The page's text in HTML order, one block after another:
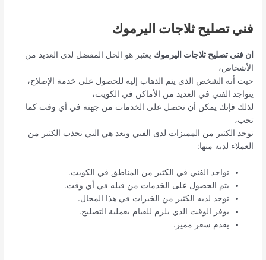
فني تصليح ثلاجات اليرموك
ان فني تصليح ثلاجات اليرموك يعتبر هو الحل المفضل لدى العديد من
الأشخاص،
حيث أنه الشخص الذي يتم الذهاب إليه للحصول على خدمة الإصلاح،
يتواجد الفني في العديد من الأماكن في الكويت،
لذلك فإنك يمكن أن تحصل على الخدمات من جهته في أي وقت كما
تحب،
توجد الكثير من المميزات لدى الفني وتعد هي التي تجذب الكثير من
العملاء لديه منها:
تواجد الفني في الكثير من المناطق في الكويت.
يتم الحصول على الخدمات من قبله في أي وقت.
توجد لديه الكثير من الخبرات في هذا المجال.
يوفر الوقت الذي يلزم للقيام بعملية التصليح.
يقدم سعر مميز.